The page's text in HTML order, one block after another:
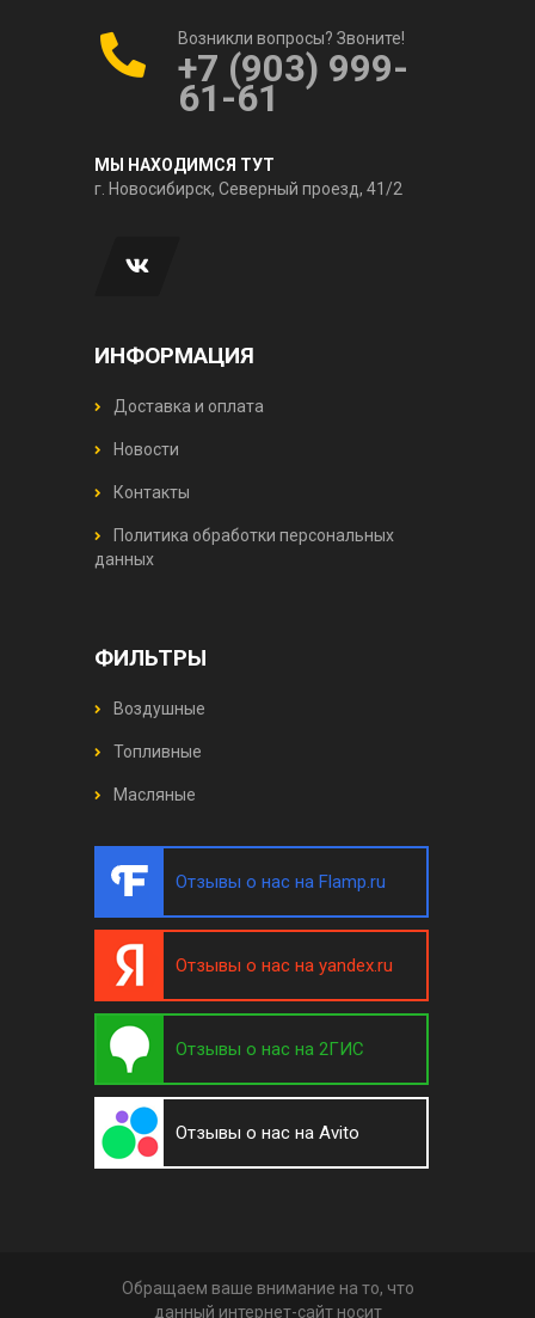
Возникли вопросы? Звоните!
+7 (903) 999-
61-61
МЫ НАХОДИМСЯ ТУТ
г. Новосибирск, Северный проезд, 41/2
ИНФОРМАЦИЯ
Доставка и оплата
Новости
Контакты
Политика обработки персональных
данных
ФИЛЬТРЫ
Воздушные
Топливные
Масляные
Отзывы о нас на Flamp.ru
Отзывы о нас на yandex.ru
Отзывы о нас на 2ГИС
Отзывы о нас на Avito
Обращаем ваше внимание на то, что
данный интернет-сайт носит